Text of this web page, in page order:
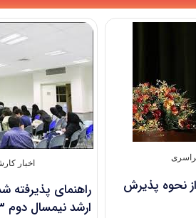
نحوه پذیرش
اخبار
راهنمای پذیرفته
ارشد نیمسال دوم ۹۳ دانشگاه آزاد